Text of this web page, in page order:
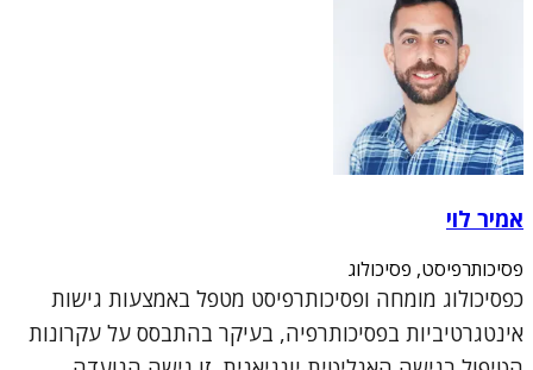
אמיר לוי
פסיכותרפיסט, פסיכולוג
כפסיכולוג מומחה ופסיכותרפיסט מטפל באמצעות גישות
אינטגרטיביות בפסיכותרפיה, בעיקר בהתבסס על עקרונות